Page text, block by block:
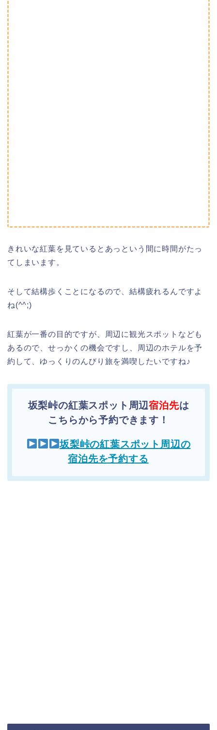
きれいな紅葉を見ているとあっという間に時間がたっ
てしまいます。
そして結構歩くことになるので、結構疲れるんですよ
ね(^^;)
紅葉が一番の目的ですが、周辺に観光スポットなども
あるので、せっかくの機会ですし、周辺のホテルを予
約して、ゆっくりのんびり旅を満喫したいですね♪
坂梨峠の紅葉スポット周辺宿泊先は
こちらから予約できます！
坂梨峠の紅葉スポット周辺の
宿泊先を予約する